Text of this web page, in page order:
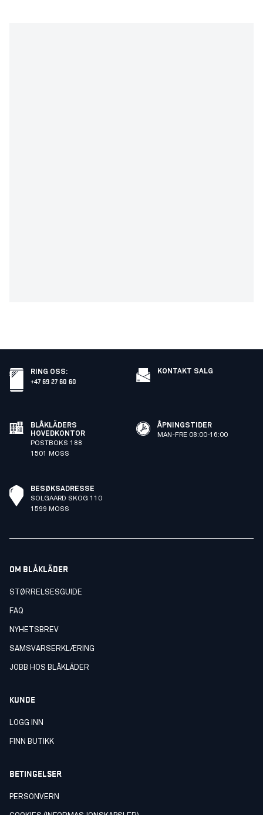
RING OSS:
+47 69 27 60 60
KONTAKT SALG
BLÅKLÄDERS
HOVEDKONTOR
POSTBOKS 188
1501 MOSS
ÅPNINGSTIDER
MAN-FRE 08:00-16:00
BESØKSADRESSE
SOLGAARD SKOG 110
1599 MOSS
OM BLÅKLÄDER
STØRRELSESGUIDE
FAQ
NYHETSBREV
SAMSVARSERKLÆRING
JOBB HOS BLÅKLÄDER
KUNDE
LOGG INN
FINN BUTIKK
BETINGELSER
PERSONVERN